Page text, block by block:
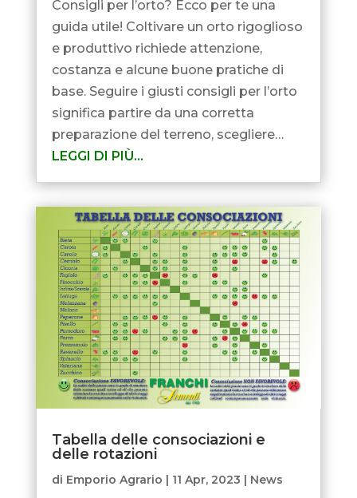
Consigli per l’orto? Ecco per te una
guida utile! Coltivare un orto rigoglioso
e produttivo richiede attenzione,
costanza e alcune buone pratiche di
base. Seguire i giusti consigli per l’orto
significa partire da una corretta
preparazione del terreno, scegliere…
LEGGI DI PIÙ…
Tabella delle consociazioni e
delle rotazioni
di Emporio Agrario 11 Apr, 2023 News